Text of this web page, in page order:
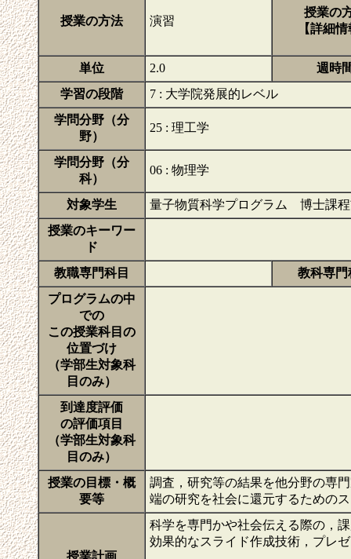
授業の方法 演習
授業の
【詳細
単位 2.0
週時
学習の段階
7 : 大学院発展的レベル
学問分野（分
野）
25 : 理工学
学問分野（分
科）
06 : 物理学
対象学生
量子物質科学プログラム 博士課
授業のキーワー
ド
教職専門科目
教科専門
プログラムの中
での
この授業科目の
位置づけ
（学部生対象科
目のみ）
到達度評価
の評価項目
（学部生対象科
目のみ）
授業の目標・概
要等
調査，研究等の結果を他分野の専
端の研究を社会に還元するための
授業計画
科学を専門かや社会伝える際の，
効果的なスライド作成技術，プレ